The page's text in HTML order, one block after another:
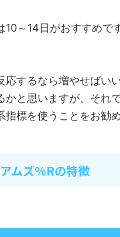
10～14日がおすすめです
応するなら増やせばい
かと思いますが、それ
指標を使うことをお勧め
ムズ％Rの特徴